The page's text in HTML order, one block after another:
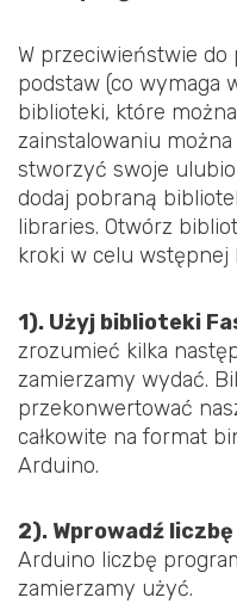
W przeciwieństwie do
podstaw (co wymaga
biblioteki, które
zainstalowaniu
stworzyć swoje
dodaj pobraną
libraries. Otwórz
kroki w celu wstępnej
1). Użyj biblioteki
zrozumieć kilka
zamierzamy wydać.
przekonwertować
całkowite na format
Arduino.
2). Wprowadź liczbę
Arduino liczbę
zamierzamy użyć.